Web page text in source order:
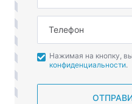
Телефон
Нажимая на кнопку,
конфиденциальности.